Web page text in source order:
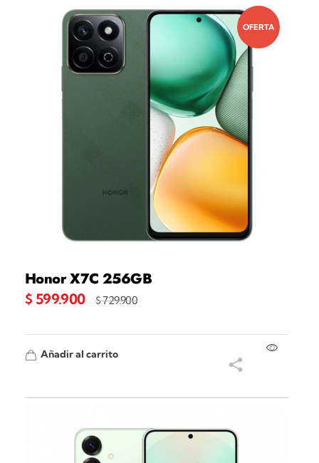
OFERTA
Honor X7C 256GB
$ 599.900 $729.900
Añadir al carrito